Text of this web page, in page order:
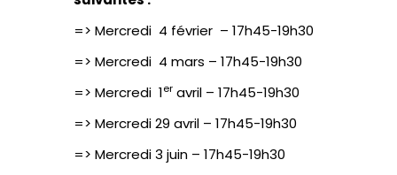
=> Mercredi 4 février – 17h45-19h30
=> Mercredi 4 mars – 17h45-19h30
=> Mercredi 1er avril – 17h45-19h30
=> Mercredi 29 avril – 17h45-19h30
=> Mercredi 3 juin – 17h45-19h30